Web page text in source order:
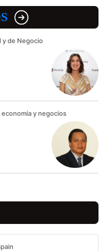
y de Negocio
y negocios